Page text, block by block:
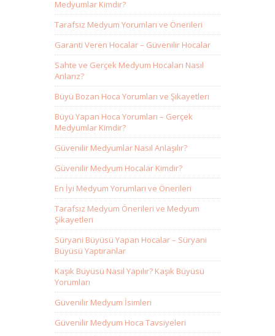
Medyumlar Kimdir?
Tarafsız Medyum Yorumları ve Önerileri
Garanti Veren Hocalar – Güvenilir Hocalar
Sahte ve Gerçek Medyum Hocaları Nasıl
Anlarız?
Büyü Bozan Hoca Yorumları ve Şikayetleri
Büyü Yapan Hoca Yorumları – Gerçek
Medyumlar Kimdir?
Güvenilir Medyumlar Nasıl Anlaşılır?
Güvenilir Medyum Hocalar Kimdir?
En İyi Medyum Yorumları ve Önerileri
Tarafsız Medyum Önerileri ve Medyum
Şikayetleri
Süryani Büyüsü Yapan Hocalar – Süryani
Büyüsü Yaptıranlar
Kaşık Büyüsü Nasıl Yapılır? Kaşık Büyüsü
Yorumları
Güvenilir Medyum İsimleri
Güvenilir Medyum Hoca Tavsiyeleri